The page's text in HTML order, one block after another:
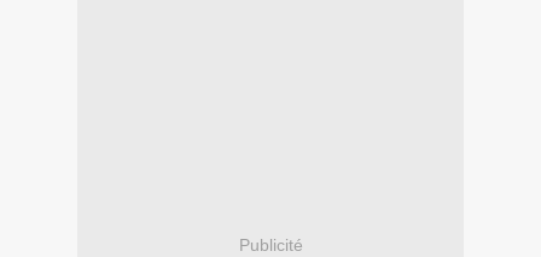
Publicité